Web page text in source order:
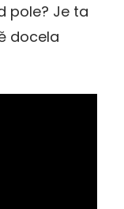
pole? Je ta
docela